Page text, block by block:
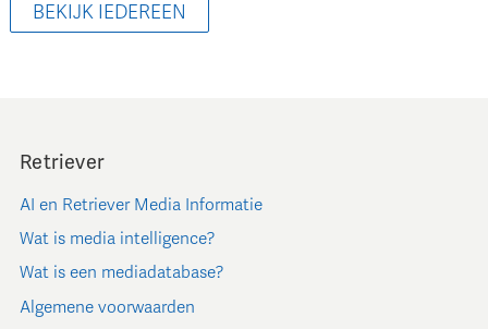
BEKIJK IEDEREEN
Retriever
AI en Retriever Media Informatie
Wat is media intelligence?
Wat is een mediadatabase?
Algemene voorwaarden